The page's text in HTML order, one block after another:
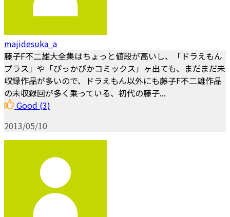
majidesuka_a
藤子F不二雄大全集はちょっと値段が高いし、「ドラえもん
プラス」や「ぴっかぴかコミックス」ヶ出ても、まだまだ未
収録作品が多いので、ドラえもん以外にも藤子F不二雄作品
の未収録回が多く乗っている、初代の藤子...
Good (3)
2013/05/10